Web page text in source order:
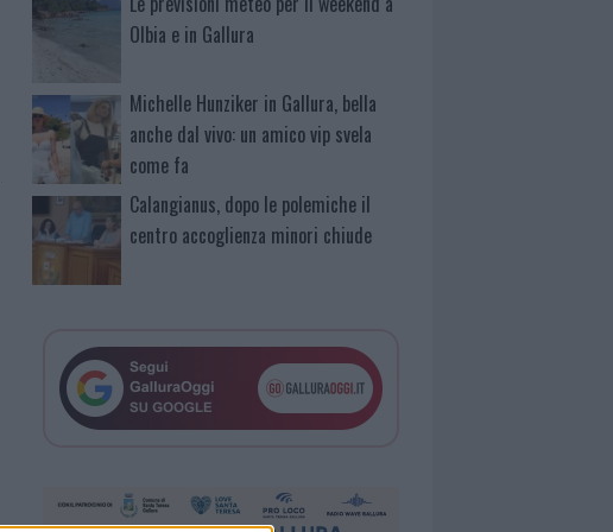
Olbia e in Gallura
Michelle Hunziker in Gallura, bella
anche dal vivo: un amico vip svela
come fa
Calangianus, dopo le polemiche il
centro accoglienza minori chiude